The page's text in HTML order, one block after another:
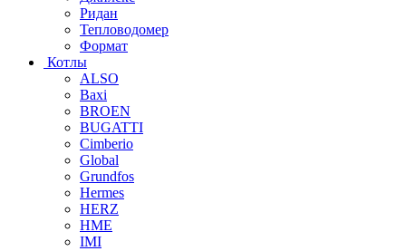
Ридан
Тепловодомер
Формат
Котлы
ALSO
Baxi
BROEN
BUGATTI
Cimberio
Global
Grundfos
Hermes
HERZ
HME
IMI